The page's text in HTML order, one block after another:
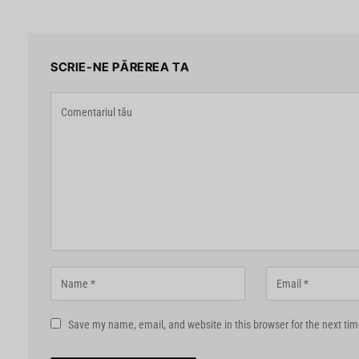
SCRIE-NE PĂREREA TA
Save my name, email, and website in this browser for the next